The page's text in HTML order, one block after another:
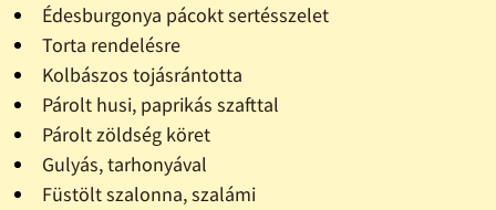
Édesburgonya pácokt sertésszelet
Torta rendelésre
Kolbászos tojásrántotta
Párolt husi, paprikás szafttal
Párolt zöldség köret
Gulyás, tarhonyával
Füstölt szalonna, szalámi